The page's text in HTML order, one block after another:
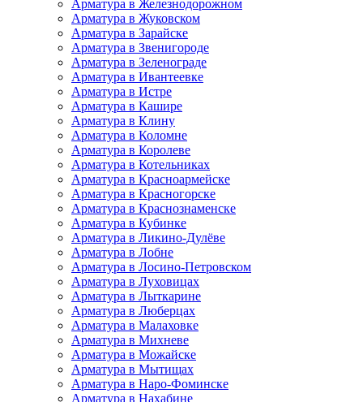
Арматура в Железнодорожном
Арматура в Жуковском
Арматура в Зарайске
Арматура в Звенигороде
Арматура в Зеленограде
Арматура в Ивантеевке
Арматура в Истре
Арматура в Кашире
Арматура в Клину
Арматура в Коломне
Арматура в Королеве
Арматура в Котельниках
Арматура в Красноармейске
Арматура в Красногорске
Арматура в Краснознаменске
Арматура в Кубинке
Арматура в Ликино-Дулёве
Арматура в Лобне
Арматура в Лосино-Петровском
Арматура в Луховицах
Арматура в Лыткарине
Арматура в Люберцах
Арматура в Малаховке
Арматура в Михневе
Арматура в Можайске
Арматура в Мытищах
Арматура в Наро-Фоминске
Арматура в Нахабине